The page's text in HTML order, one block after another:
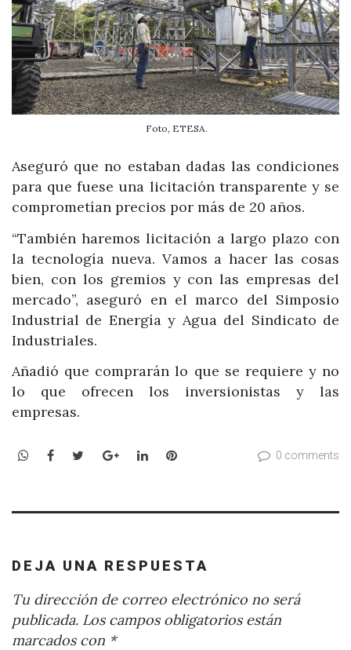
Foto, ETESA.
Aseguró que no estaban dadas las condiciones
para que fuese una licitación transparente y se
comprometían precios por más de 20 años.
“También haremos licitación a largo plazo con
la tecnología nueva. Vamos a hacer las cosas
bien, con los gremios y con las empresas del
mercado”, aseguró en el marco del Simposio
Industrial de Energía y Agua del Sindicato de
Industriales.
Añadió que comprarán lo que se requiere y no
lo que ofrecen los inversionistas y las
empresas.
WhatsApp
Facebook
TwitterGoogle+LinkedInPinterest 0 comments
DEJA UNA RESPUESTA
Tu dirección de correo electrónico no será
publicada. Los campos obligatorios están
marcados con *